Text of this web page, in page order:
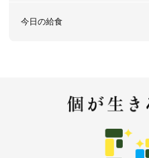
今日の給食